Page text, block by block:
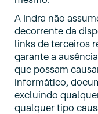
A Indra não
decorrente da
links de terceiros
garante a
que possam
informático,
excluindo
qualquer tipo